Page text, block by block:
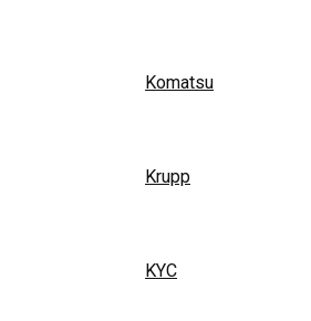
Komatsu
Krupp
KYC